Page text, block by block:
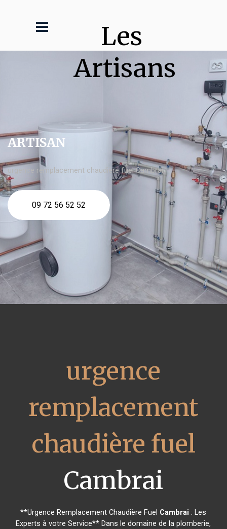
Les
Artisans
ARTISAN
urgence remplacement chaudière fuel Cambrai
09 72 56 52 52
urgence
remplacement
chaudière fuel
Cambrai
**Urgence Remplacement Chaudière Fuel Cambrai : Les
Experts à votre Service** Dans le domaine de la plomberie,